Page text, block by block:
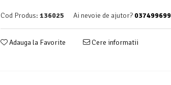
Cod Produs: 136025 Ai nevoie de ajutor?
Adauga la Favorite Cere informatii